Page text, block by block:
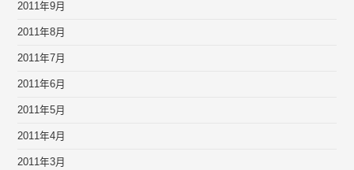
2011年9月
2011年8月
2011年7月
2011年6月
2011年5月
2011年4月
2011年3月